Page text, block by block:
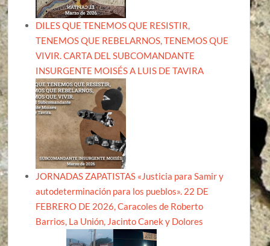
DILES QUE TENEMOS QUE RESISTIR,
TENEMOS QUE REBELARNOS, TENEMOS QUE
VIVIR. CARTA DEL SUBCOMANDANTE
INSURGENTE MOISÉS A LUIS DE TAVIRA
JORNADAS ZAPATISTAS «Justicia para Samir y
autodeterminación para los pueblos». 22 DE
FEBRERO DE 2026, Caracoles de Roberto
Barrios, La Unión, Jacinto Canek y Dolores